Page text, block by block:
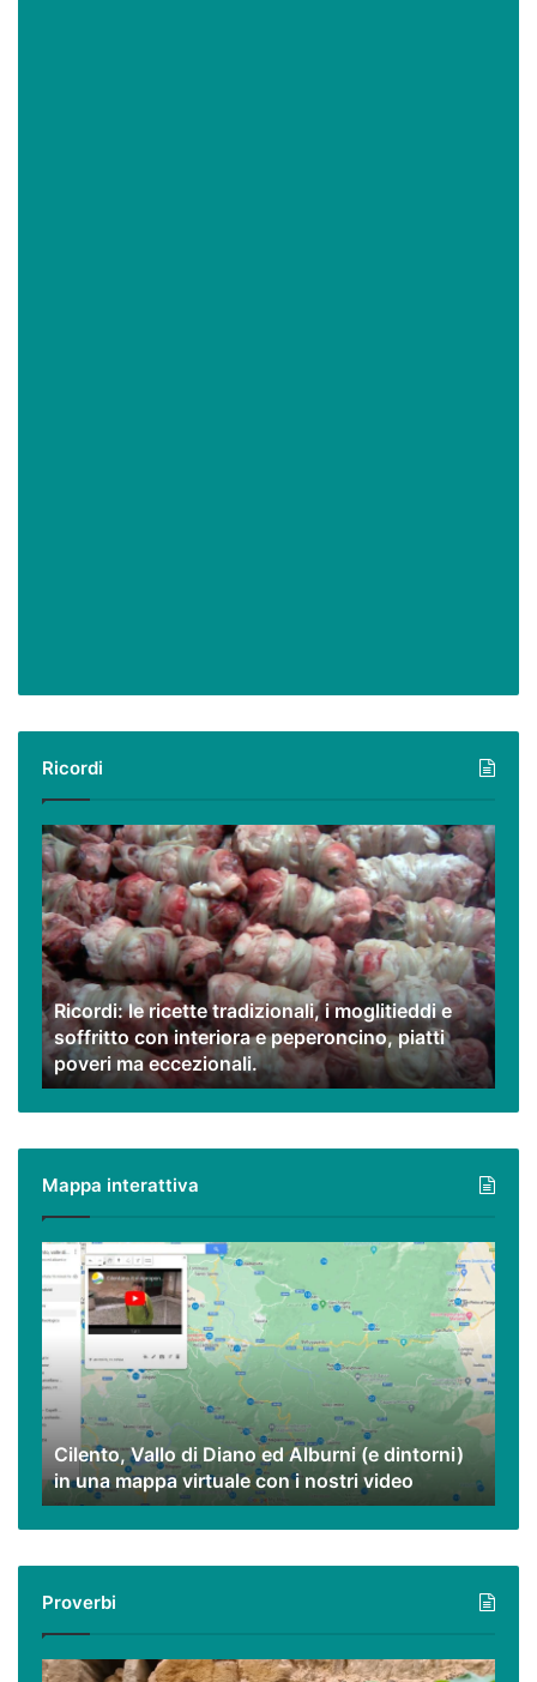
Ricordi
Ricordi:
le
ricette
tradizionali,
i
moglitieddi
e
soffritto
con
interiora
e
peperoncino,
ma
eccezionali.
Ricordi: le ricette tradizionali, i moglitieddi e
soffritto con interiora e peperoncino, piatti
poveri ma eccezionali.
Mappa interattiva
Cilento,
Vallo
di
Diano
ed
Alburni
(e
dintorni)
una
mappa
virtuale
nostri
video
Cilento, Vallo di Diano ed Alburni (e dintorni)
in una mappa virtuale con i nostri video
Proverbi
Podcast